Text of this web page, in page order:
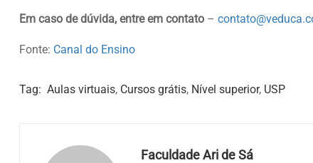
Em caso de dúvida, entre em contato –
Fonte: Canal do Ensino
Tag: Aulas virtuais, Cursos grátis, Nível superior, USP
Faculdade Ari de Sá